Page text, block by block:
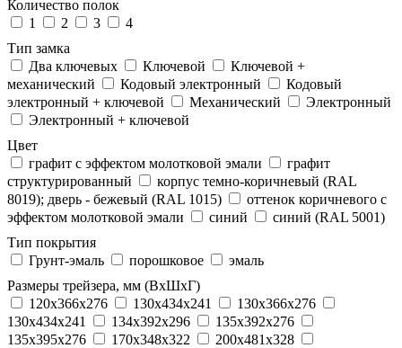
Количество полок
1
2 3
4
Тип замка
Два ключевых
Ключевой
Ключевой +
механический
Кодовый электронный
Кодовый
электронный + ключевой
Механический
Электронный
Электронный + ключевой
Цвет
графит с эффектом молотковой эмали
графит
структурированный
корпус темно-коричневый (RAL
8019); дверь - бежевый (RAL 1015)
оттенок коричневого с
эффектом молотковой эмали
синий
синий (RAL 5001)
Тип покрытия
Грунт-эмаль
порошковое
эмаль
Размеры трейзера, мм (ВхШхГ)
120x366x276
130x434x241
130х366х276
130х434х241
134x392x296
135x392x276
135x395x276
170x348x322
200x481x328